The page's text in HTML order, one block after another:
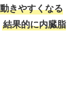
動きやすくなる
結果的に内臓脂